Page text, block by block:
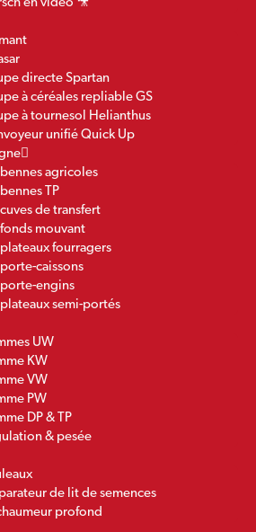
en vidéo 🎥
directe Spartan
à céréales repliable GS
à tournesol Helianthus
unifié Quick Up
bennes agricoles
bennes TP
cuves de transfert
fonds mouvant
plateaux fourragers
porte-caissons
porte-engins
plateaux semi-portés
UW
KW
VW
PW
DP & TP
& pesée
de lit de semences
profond